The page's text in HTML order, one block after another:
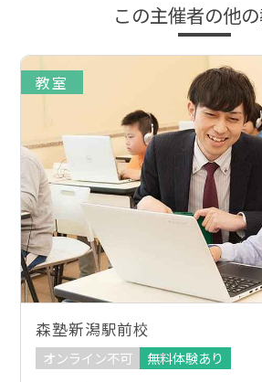
この主催者の他
教室
森塾新潟駅前校
オンライン不可
無料体験あり